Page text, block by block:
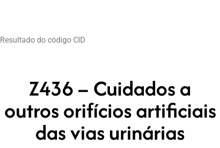
Resultado do código CID
Z436 – Cuidados a
outros orifícios artificiais
das vias urinárias